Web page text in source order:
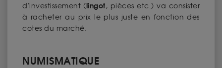
d'investissement ( lingot, pièces etc.) va consister
à racheter au prix le plus juste en fonction des
cotes du marché.
NUMISMATIQUE